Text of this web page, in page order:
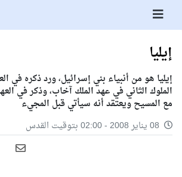
إيليا
إيليا هو من أنبياء بني إسرائيل، ورد ذكره في
الملوك الثاني في عهد الملك آخاب، وذكر في
مع المسيح ويعتقد أنه سيأتي قبل المجيء